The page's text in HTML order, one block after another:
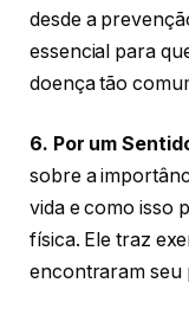
desde a
essencial para
doença tão
6. Por um
sobre a
vida e como isso
física. Ele traz
encontraram seu